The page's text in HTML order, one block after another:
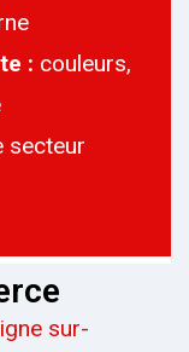
: couleurs,
secteur
sur-